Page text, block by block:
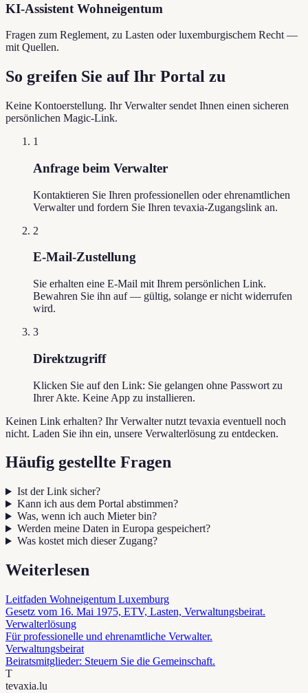
KI-Assistent Wohneigentum
Fragen zum Reglement, zu Lasten oder luxemburgischem Recht —
mit Quellen.
So greifen Sie auf Ihr Portal zu
Keine Kontoerstellung. Ihr Verwalter sendet Ihnen einen sicheren
persönlichen Magic-Link.
1
Anfrage beim Verwalter
Kontaktieren Sie Ihren professionellen oder ehrenamtlichen
Verwalter und fordern Sie Ihren tevaxia-Zugangslink an.
2
E-Mail-Zustellung
Sie erhalten eine E-Mail mit Ihrem persönlichen Link.
Bewahren Sie ihn auf — gültig, solange er nicht widerrufen
wird.
3
Direktzugriff
Klicken Sie auf den Link: Sie gelangen ohne Passwort zu
Ihrer Akte. Keine App zu installieren.
Keinen Link erhalten? Ihr Verwalter nutzt tevaxia eventuell noch
nicht. Laden Sie ihn ein, unsere Verwalterlösung zu entdecken.
Häufig gestellte Fragen
Ist der Link sicher?
Kann ich aus dem Portal abstimmen?
Was, wenn ich auch Mieter bin?
Werden meine Daten in Europa gespeichert?
Was kostet mich dieser Zugang?
Weiterlesen
Leitfaden Wohneigentum Luxemburg
Gesetz vom 16. Mai 1975, ETV, Lasten, Verwaltungsbeirat.
Verwalterlösung
Für professionelle und ehrenamtliche Verwalter.
Verwaltungsbeirat
Beiratsmitglieder: Steuern Sie die Gemeinschaft.
T
tevaxia.lu